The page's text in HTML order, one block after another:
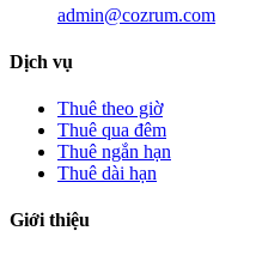
admin@cozrum.com
Dịch vụ
Thuê theo giờ
Thuê qua đêm
Thuê ngắn hạn
Thuê dài hạn
Giới thiệu